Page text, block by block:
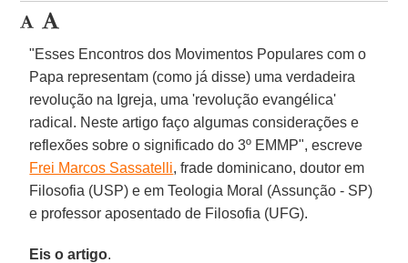
"Esses Encontros dos Movimentos Populares com o
Papa representam (como já disse) uma verdadeira
revolução na Igreja, uma 'revolução evangélica'
radical. Neste artigo faço algumas considerações e
reflexões sobre o significado do 3º EMMP", escreve
Frei Marcos Sassatelli, frade dominicano, doutor em
Filosofia (USP) e em Teologia Moral (Assunção - SP)
e professor aposentado de Filosofia (UFG).
Eis o artigo.